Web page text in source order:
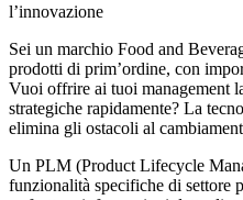
l’innovazione
Sei un marchio Food and
prodotti di prim’ordine, con
Vuoi offrire ai tuoi management
strategiche rapidamente? La
elimina gli ostacoli al
Un PLM (Product Lifecycle
funzionalità specifiche di settore